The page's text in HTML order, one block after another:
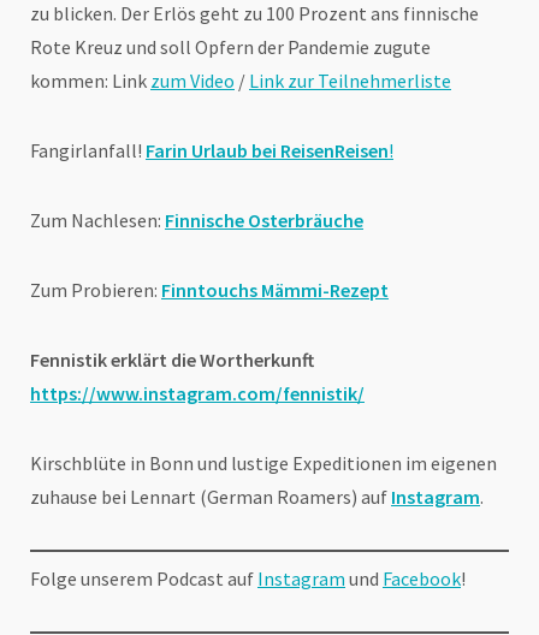
zu blicken. Der Erlös geht zu 100 Prozent ans finnische
Rote Kreuz und soll Opfern der Pandemie zugute
kommen: Link zum Video / Link zur Teilnehmerliste
Fangirlanfall! Farin Urlaub bei ReisenReisen!
Zum Nachlesen: Finnische Osterbräuche
Zum Probieren: Finntouchs Mämmi-Rezept
Fennistik erklärt die Wortherkunft
https://www.instagram.com/fennistik/
Kirschblüte in Bonn und lustige Expeditionen im eigenen
zuhause bei Lennart (German Roamers) auf Instagram.
Folge unserem Podcast auf Instagram und Facebook!